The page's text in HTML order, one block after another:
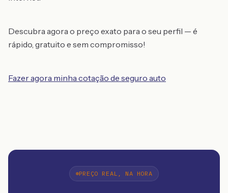
Descubra agora o preço exato para o seu perfil — é
rápido, gratuito e sem compromisso!
Fazer agora minha cotação de seguro auto
PREÇO REAL, NA HORA